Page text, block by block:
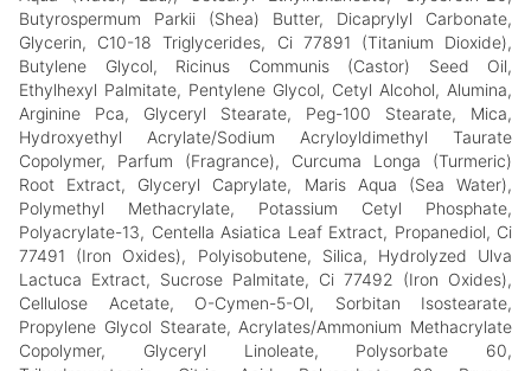
Butyrospermum Parkii (Shea) Butter, Dicaprylyl Carbonate,
Glycerin, C10-18 Triglycerides, Ci 77891 (Titanium Dioxide),
Butylene Glycol, Ricinus Communis (Castor) Seed Oil,
Ethylhexyl Palmitate, Pentylene Glycol, Cetyl Alcohol, Alumina,
Arginine Pca, Glyceryl Stearate, Peg-100 Stearate, Mica,
Hydroxyethyl Acrylate/Sodium Acryloyldimethyl Taurate
Copolymer, Parfum (Fragrance), Curcuma Longa (Turmeric)
Root Extract, Glyceryl Caprylate, Maris Aqua (Sea Water),
Polymethyl Methacrylate, Potassium Cetyl Phosphate,
Polyacrylate-13, Centella Asiatica Leaf Extract, Propanediol, Ci
77491 (Iron Oxides), Polyisobutene, Silica, Hydrolyzed Ulva
Lactuca Extract, Sucrose Palmitate, Ci 77492 (Iron Oxides),
Cellulose Acetate, O-Cymen-5-Ol, Sorbitan Isostearate,
Propylene Glycol Stearate, Acrylates/Ammonium Methacrylate
Copolymer, Glyceryl Linoleate, Polysorbate 60,